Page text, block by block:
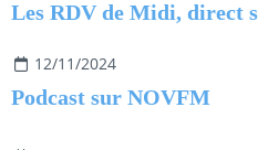
12/11/2024
Podcast sur NOVFM